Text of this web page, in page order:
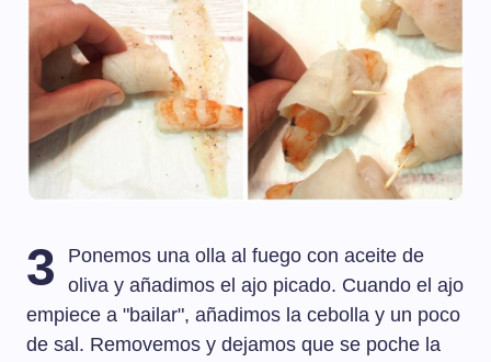
3
Ponemos una olla al fuego con aceite de
oliva y añadimos el ajo picado. Cuando el ajo
empiece a "bailar", añadimos la cebolla y un poco
de sal. Removemos y dejamos que se poche la